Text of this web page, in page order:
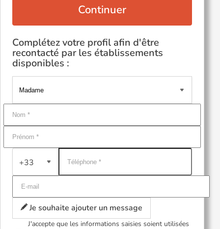
Continuer
Complétez votre profil afin d'être
recontacté par les établissements
disponibles :
+33
Je souhaite ajouter un message
J'accepte que les informations saisies soient utilisées